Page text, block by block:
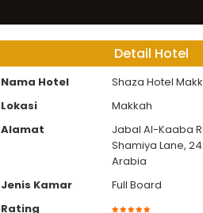
Detail Hotel
Nama Hotel
Shaza Hotel
Lokasi
Makkah
Alamat
Jabal Al-Kaaba
Shamiya Lane,
Arabia
Jenis Kamar
Full Board
Rating